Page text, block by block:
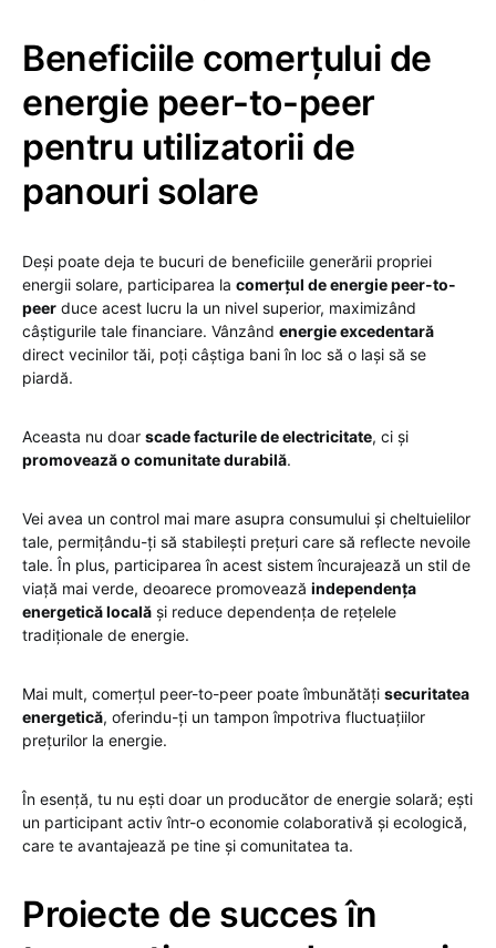
Beneficiile comerțului de
energie peer-to-peer
pentru utilizatorii de
panouri solare
Deși poate deja te bucuri de beneficiile generării propriei
energii solare, participarea la comerțul de energie peer-to-
peer duce acest lucru la un nivel superior, maximizând
câștigurile tale financiare. Vânzând energie excedentară
direct vecinilor tăi, poți câștiga bani în loc să o lași să se
piardă.
Aceasta nu doar scade facturile de electricitate, ci și
promovează o comunitate durabilă.
Vei avea un control mai mare asupra consumului și cheltuielilor
tale, permițându-ți să stabilești prețuri care să reflecte nevoile
tale. În plus, participarea în acest sistem încurajează un stil de
viață mai verde, deoarece promovează independența
energetică locală și reduce dependența de rețelele
tradiționale de energie.
Mai mult, comerțul peer-to-peer poate îmbunătăți securitatea
energetică, oferindu-ți un tampon împotriva fluctuațiilor
prețurilor la energie.
În esență, tu nu ești doar un producător de energie solară; ești
un participant activ într-o economie colaborativă și ecologică,
care te avantajează pe tine și comunitatea ta.
Proiecte de succes în